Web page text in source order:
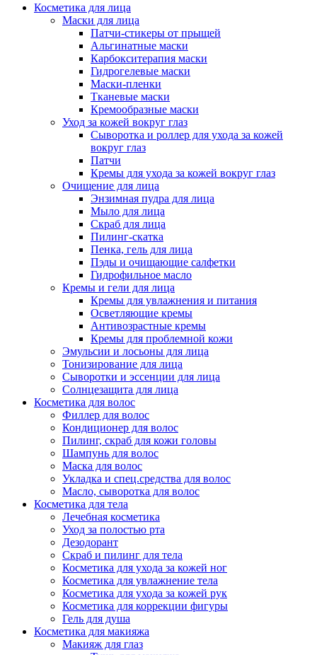
Косметика для лица
Маски для лица
Патчи-стикеры от прыщей
Альгинатные маски
Карбокситерапия маски
Гидрогелевые маски
Маски-пленки
Тканевые маски
Кремообразные маски
Уход за кожей вокруг глаз
Сыворотка и роллер для ухода за кожей
вокруг глаз
Патчи
Кремы для ухода за кожей вокруг глаз
Очищение для лица
Энзимная пудра для лица
Мыло для лица
Скраб для лица
Пилинг-скатка
Пенка, гель для лица
Пэды и очищающие салфетки
Гидрофильное масло
Кремы и гели для лица
Кремы для увлажнения и питания
Осветляющие кремы
Антивозрастные кремы
Кремы для проблемной кожи
Эмульсии и лосьоны для лица
Тонизирование для лица
Сыворотки и эссенции для лица
Солнцезащита для лица
Косметика для волос
Филлер для волос
Кондиционер для волос
Пилинг, скраб для кожи головы
Шампунь для волос
Маска для волос
Укладка и спец.средства для волос
Масло, сыворотка для волос
Косметика для тела
Лечебная косметика
Уход за полостью рта
Дезодорант
Скраб и пилинг для тела
Косметика для ухода за кожей ног
Косметика для увлажнение тела
Косметика для ухода за кожей рук
Косметика для коррекции фигуры
Гель для душа
Косметика для макияжа
Макияж для глаз